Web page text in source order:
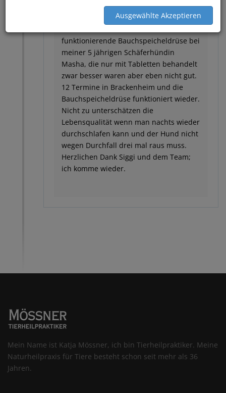
Hundesportlerin war der Anlass meines
esten Besuches bei Siegfried Mössner.
funktionierende Bauchspeicheldrüse bei
meiner 5 jährigen Schäferhündin
Masha, die nur mit Tabletten behandelt
zwar besser waren aber eben nicht gut.
12 Termine in Brackenheim und die
Bauchspeicheldrüse funktioniert wieder.
Nicht zu unterschätzen die
Lebensqualität wenn man nachts wieder
durchschlafen kann und der Hund nicht
wegen Durchfall drei mal raus muss.
Herzlichen Dank Siggi und dem Team;
ich komme wieder.
Mein Name ist Katja Mössner, ich bin Tierheilpraktiker. Meine
Naturheilpraxis für Tiere besteht schon seit mehr als 36
Jahren.